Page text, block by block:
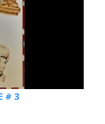
# 3